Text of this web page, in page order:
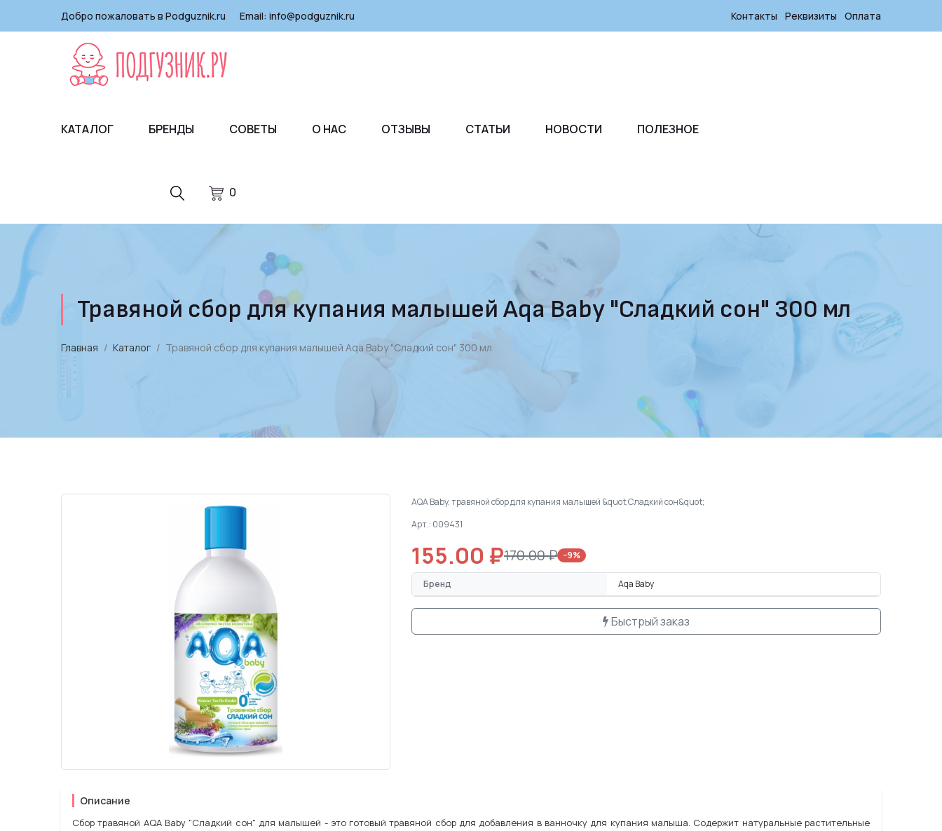
Добро пожаловать в Podguznik.ru Email: info@podguznik.ru Контакты Реквизиты Оплата
0
КАТАЛОГ БРЕНДЫ СОВЕТЫ О НАС ОТЗЫВЫ СТАТЬИ НОВОСТИ ПОЛЕЗНОЕ
Травяной сбор для купания малышей Aqa Baby "Сладкий сон" 300 мл
Главная Каталог Травяной сбор для купания малышей Aqa Baby "Сладкий сон" 300 мл
AQA Baby, травяной сбор для купания малышей &quot;Сладкий сон&quot;
Арт.: 009431
155.00 ₽170.00 ₽ −9%
Бренд Aqa Baby
Быстрый заказ
Описание
Сбор травяной AQA Baby "Сладкий сон" для малышей - это готовый травяной сбор для добавления в ванночку для купания малыша. Содержит натуральные растительные